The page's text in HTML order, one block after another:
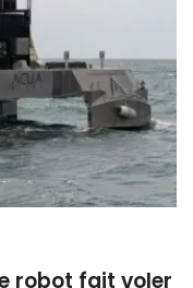
robot fait voler